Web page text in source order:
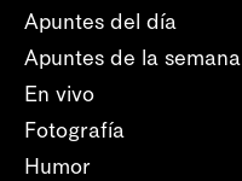
Apuntes del día
Apuntes de la semana
En vivo
Fotografía
Humor